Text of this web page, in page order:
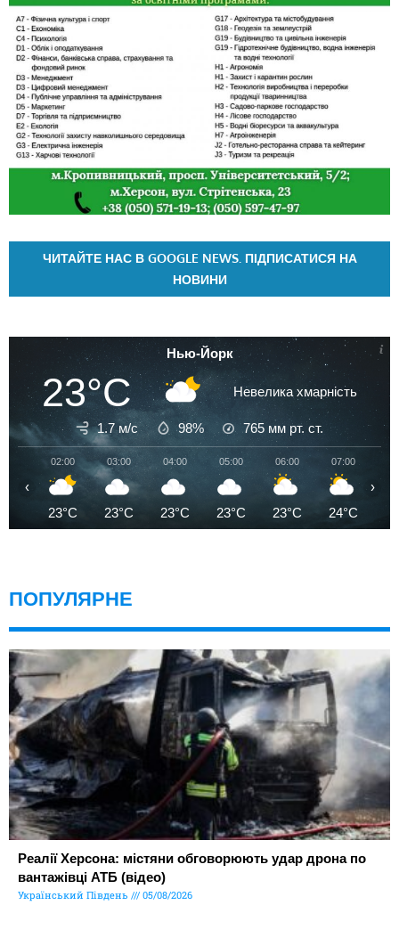
ЧИТАЙТЕ НАС В GOOGLE NEWS. ПІДПИСАТИСЯ НА
НОВИНИ
Нью-Йорк
23°C Невелика хмарність
1.7 м/с 98% 765 мм рт. ст.
02:00
23°C
03:00
23°C
04:00
23°C
05:00
23°C
06:00
23°C
07:00
24°C
‹ ›
ПОПУЛЯРНЕ
Реалії Херсона: містяни обговорюють удар дрона по
вантажівці АТБ (відео)
Український Південь 05/08/2026